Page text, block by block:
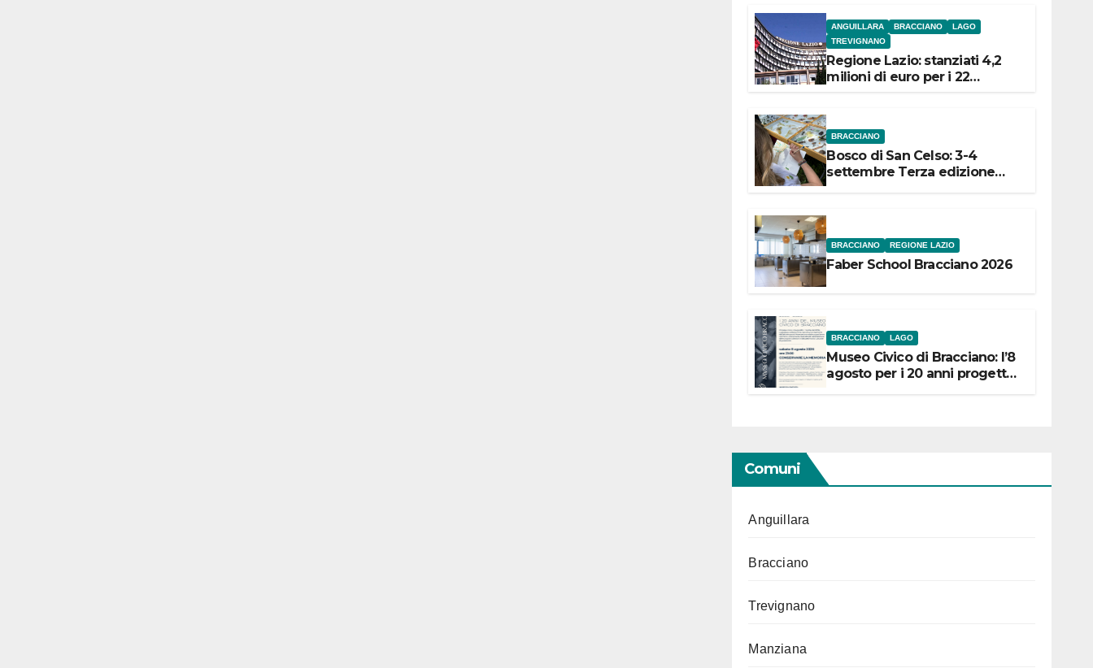
ANGUILLARA BRACCIANO
LAGO
TREVIGNANO
Regione Lazio: stanziati 4,2
milioni di euro per i 22
BRACCIANO
Bosco di San Celso: 3-4
settembre Terza edizione
BRACCIANO REGIONE LAZIO
Faber School Bracciano 2026
BRACCIANO LAGO
Museo Civico di Bracciano: l’8
agosto per i 20 anni progetto
Comuni
Anguillara
Bracciano
Trevignano
Manziana